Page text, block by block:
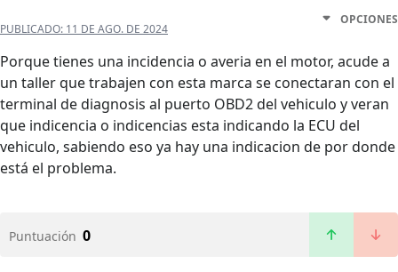
PUBLICADO: 11 DE AGO. DE 2024
OPCIONES
Porque tienes una incidencia o averia en el motor, acude a
un taller que trabajen con esta marca se conectaran con el
terminal de diagnosis al puerto OBD2 del vehiculo y veran
que indicencia o indicencias esta indicando la ECU del
vehiculo, sabiendo eso ya hay una indicacion de por donde
está el problema.
Puntuación 0